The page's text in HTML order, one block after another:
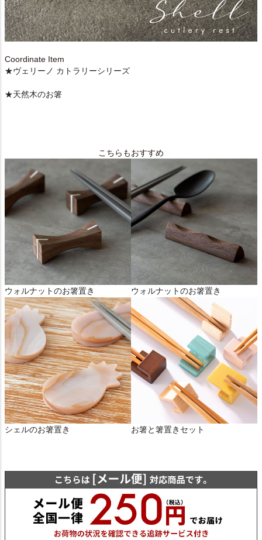
Coordinate Item
★ヴェリーノ カトラリーシリーズ
★天然木のお箸
こちらもおすすめ
ウォルナットのお箸置き ウォルナットのお箸置き
シェルのお箸置き お箸と箸置きセット